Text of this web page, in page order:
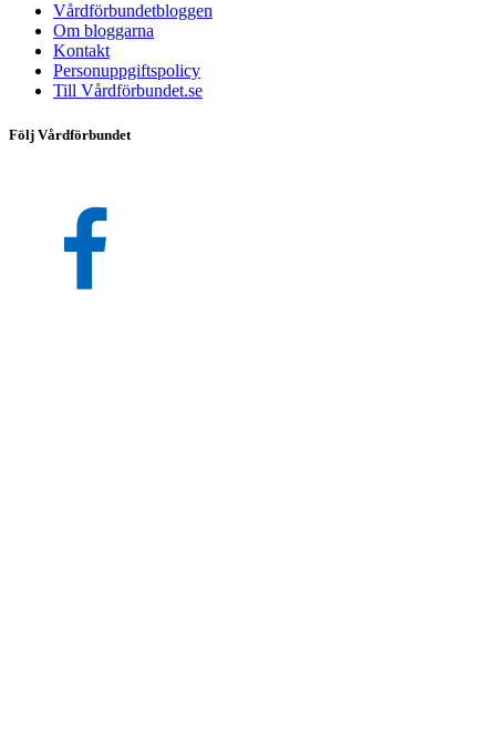
Vårdförbundetbloggen
Om bloggarna
Kontakt
Personuppgiftspolicy
Till Vårdförbundet.se
Följ Vårdförbundet